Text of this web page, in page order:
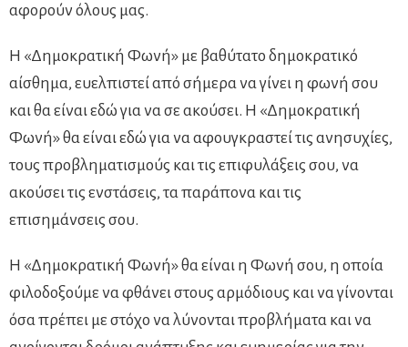
αφορούν όλους μας.
Η «Δημοκρατική Φωνή» με βαθύτατο δημοκρατικό
αίσθημα, ευελπιστεί από σήμερα να γίνει η φωνή σου
και θα είναι εδώ για να σε ακούσει. Η «Δημοκρατική
Φωνή» θα είναι εδώ για να αφουγκραστεί τις ανησυχίες,
τους προβληματισμούς και τις επιφυλάξεις σου, να
ακούσει τις ενστάσεις, τα παράπονα και τις
επισημάνσεις σου.
Η «Δημοκρατική Φωνή» θα είναι η Φωνή σου, η οποία
φιλοδοξούμε να φθάνει στους αρμόδιους και να γίνονται
όσα πρέπει με στόχο να λύνονται προβλήματα και να